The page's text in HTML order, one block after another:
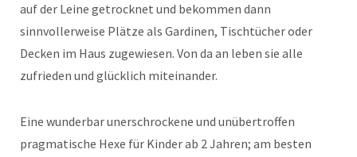
auf der Leine getrocknet und bekommen dann
sinnvollerweise Plätze als Gardinen, Tischtücher oder
Decken im Haus zugewiesen. Von da an leben sie alle
zufrieden und glücklich miteinander.
Eine wunderbar unerschrockene und unübertroffen
pragmatische Hexe für Kinder ab 2 Jahren; am besten